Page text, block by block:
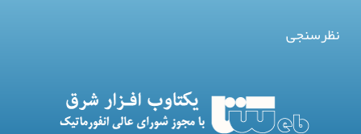
نظرسنجی